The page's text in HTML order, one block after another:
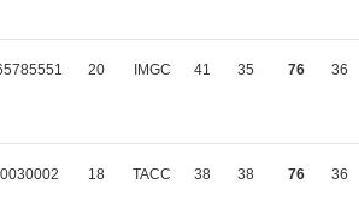
20 IMGC 41 35 76 36
18 TACC 38 38 76 36